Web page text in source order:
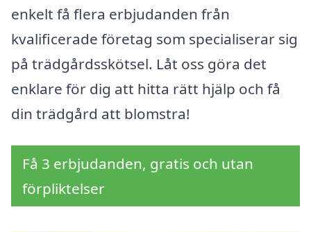
enkelt få flera erbjudanden från
kvalificerade företag som specialiserar sig
på trädgårdsskötsel. Låt oss göra det
enklare för dig att hitta rätt hjälp och få
din trädgård att blomstra!
Få 3 erbjudanden, gratis och utan
förpliktelser